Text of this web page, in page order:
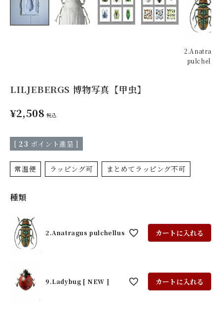
pulchellus
LILJEBERGS 博物写真【甲虫】
¥2,508 税込
[ 23 ポイント進呈 ]
常温便 ラッピング可 まとめてラッピング不可
種類
2.Anatragus pulchellus カートに入れる
9.Ladybug [ NEW ] カートに入れる